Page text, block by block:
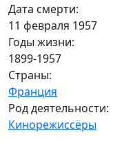
Дата смерти:
11 февраля 1957
Годы жизни:
1899-1957
Страны:
Франция
Род деятельности:
Кинорежиссёры